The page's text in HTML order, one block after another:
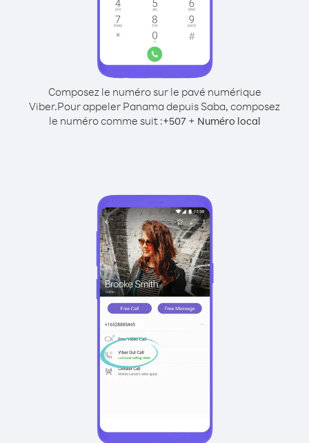
Composez le numéro sur le pavé numérique
Viber.Pour appeler Panama depuis Saba, composez
le numéro comme suit :+507+ Numéro local